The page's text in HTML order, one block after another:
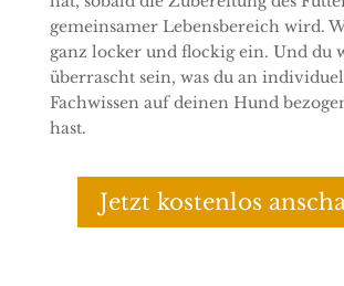
gemeinsamer Lebensbereich wird.
ganz locker und flockig ein. Und du
überrascht sein, was du an
Fachwissen auf deinen Hund
hast.
Jetzt kostenlos